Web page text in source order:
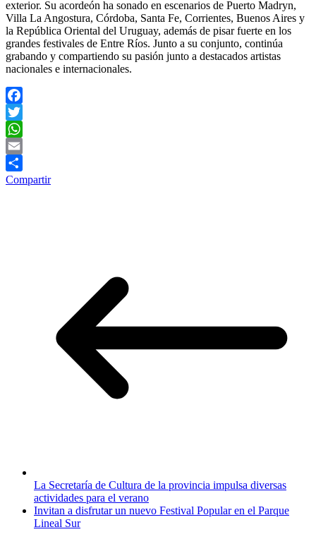
exterior. Su acordeón ha sonado en escenarios de Puerto Madryn,
Villa La Angostura, Córdoba, Santa Fe, Corrientes, Buenos Aires y
la República Oriental del Uruguay, además de pisar fuerte en los
grandes festivales de Entre Ríos. Junto a su conjunto, continúa
grabando y compartiendo su pasión junto a destacados artistas
nacionales e internacionales.
Facebook
Twitter
WhatsApp
Email
Compartir
La Secretaría de Cultura de la provincia impulsa diversas
actividades para el verano
Invitan a disfrutar un nuevo Festival Popular en el Parque
Lineal Sur